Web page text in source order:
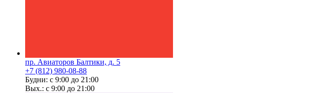
пр. Авиаторов Балтики, д. 5
+7 (812) 980-08-88
Будни: с 9:00 до 21:00
Вых.: с 9:00 до 21:00